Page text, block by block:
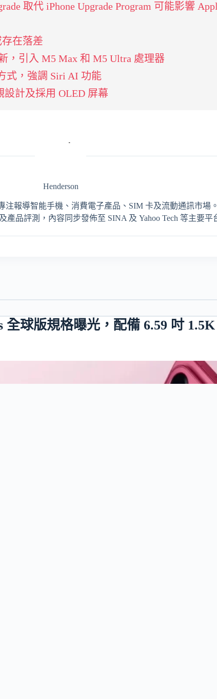
取代 iPhone Upgrade Program 可能影響
在落差
，引入 M5 Max 和 M5 Ultra 處理器
式，強調 Siri AI 功能
設計及採用 OLED 屏幕
Henderson
注報導智能手機、消費電子產品、SIM 卡及流動通訊市場
產品評測，內容同步發佈至 SINA 及 Yahoo Tech 等主要平
全球版規格曝光，配備 6.59 吋